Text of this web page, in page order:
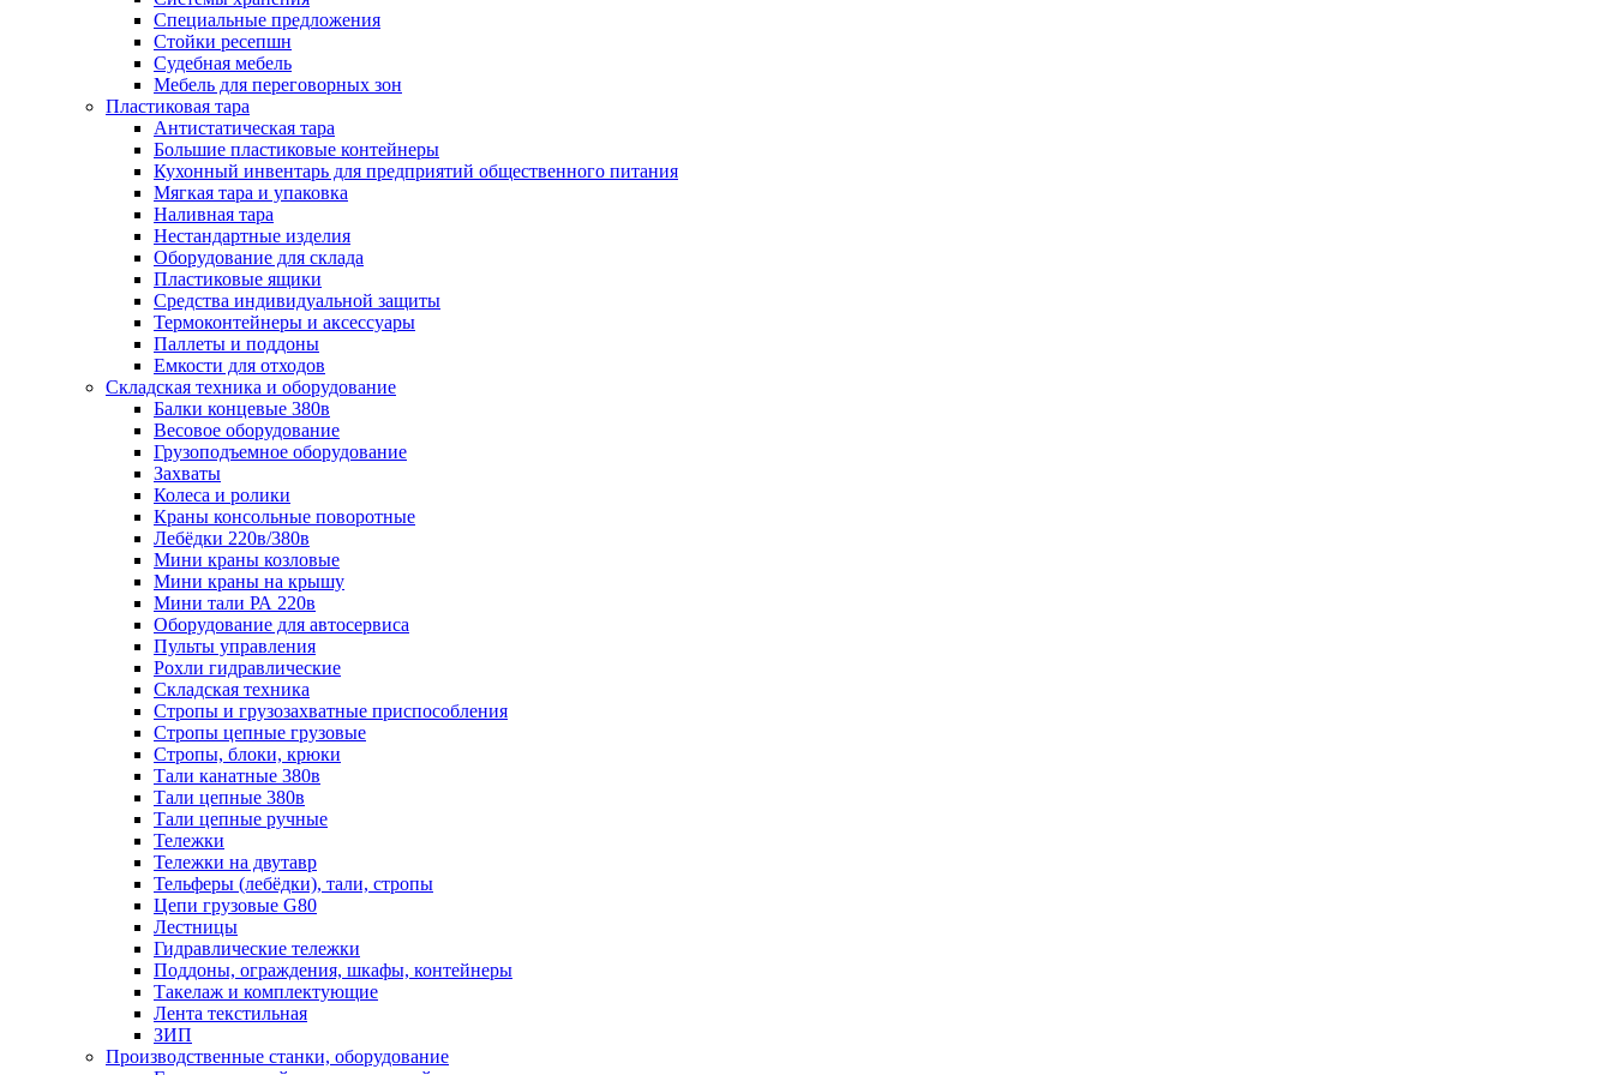
Специальные предложения
Стойки ресепшн
Судебная мебель
Мебель для переговорных зон
Пластиковая тара
Антистатическая тара
Большие пластиковые контейнеры
Кухонный инвентарь для предприятий общественного питания
Мягкая тара и упаковка
Наливная тара
Нестандартные изделия
Оборудование для склада
Пластиковые ящики
Средства индивидуальной защиты
Термоконтейнеры и аксессуары
Паллеты и поддоны
Емкости для отходов
Складская техника и оборудование
Балки концевые 380в
Весовое оборудование
Грузоподъемное оборудование
Захваты
Колеса и ролики
Краны консольные поворотные
Лебёдки 220в/380в
Мини краны козловые
Мини краны на крышу
Мини тали РА 220в
Оборудование для автосервиса
Пульты управления
Рохли гидравлические
Складская техника
Стропы и грузозахватные приспособления
Стропы цепные грузовые
Стропы, блоки, крюки
Тали канатные 380в
Тали цепные 380в
Тали цепные ручные
Тележки
Тележки на двутавр
Тельферы (лебёдки), тали, стропы
Цепи грузовые G80
Лестницы
Гидравлические тележки
Поддоны, ограждения, шкафы, контейнеры
Такелаж и комплектующие
Лента текстильная
ЗИП
Производственные станки, оборудование